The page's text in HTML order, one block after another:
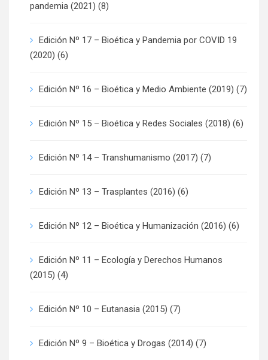
pandemia (2021) (8)
Edición Nº 17 – Bioética y Pandemia por COVID 19
(2020) (6)
Edición Nº 16 – Bioética y Medio Ambiente (2019) (7)
Edición Nº 15 – Bioética y Redes Sociales (2018) (6)
Edición Nº 14 – Transhumanismo (2017) (7)
Edición Nº 13 – Trasplantes (2016) (6)
Edición Nº 12 – Bioética y Humanización (2016) (6)
Edición Nº 11 – Ecología y Derechos Humanos
(2015) (4)
Edición Nº 10 – Eutanasia (2015) (7)
Edición Nº 9 – Bioética y Drogas (2014) (7)